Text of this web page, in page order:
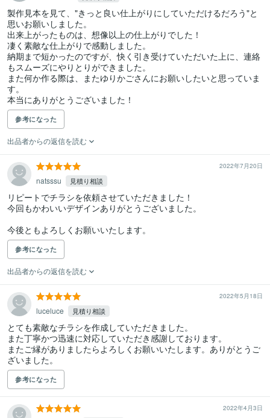
製作見本を見て、"きっと良い仕上がりにしていただけるだろう"と
思いお願いしました。
出来上がったものは、想像以上の仕上がりでした！
凄く素敵な仕上がりで感動しました。
納期まで短かったのですが、快く引き受けていただいた上に、連絡
もスムーズにやりとりができました。
また何か作る際は、またゆりかごさんにお願いしたいと思っていま
す。
本当にありがとうございました！
参考になった
出品者からの返信を読む
2022年7月20日
natsssu 見積り相談
リピートでチラシを依頼させていただきました！
今回もかわいいデザインありがとうございました。
今後ともよろしくお願いいたします。
参考になった
出品者からの返信を読む
2022年5月18日
luceluce 見積り相談
とても素敵なチラシを作成していただきました。
また丁寧かつ迅速に対応していただき感謝しております。
またご縁がありましたらよろしくお願いいたします。ありがとうご
ざいました。
参考になった
2022年4月3日